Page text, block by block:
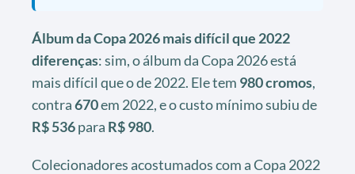
Álbum da Copa 2026 mais difícil que 2022
diferenças: sim, o álbum da Copa 2026 está
mais difícil que o de 2022. Ele tem 980 cromos,
contra670em 2022, e o custo mínimo subiu de
R$ 536para R$ 980.
Colecionadores acostumados com a Copa 2022